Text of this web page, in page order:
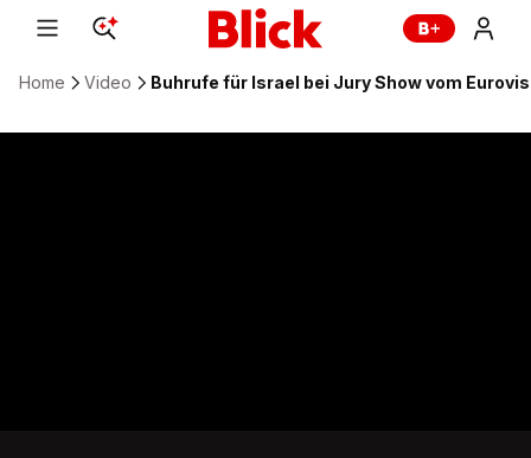
Home Video Buhrufe für Israel bei Jury Show vom